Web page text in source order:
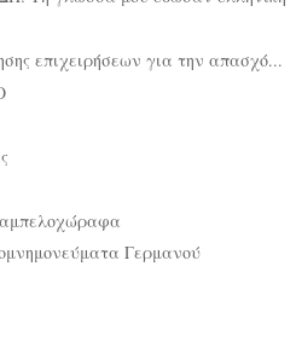
επιχειρήσεων για την απασχό...
Γερμανού